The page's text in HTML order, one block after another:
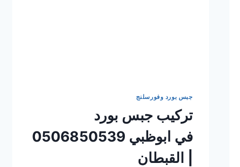
جبس بورد وفورسلنج
تركيب جبس بورد
في ابوظبي 0506850539
| القبطان